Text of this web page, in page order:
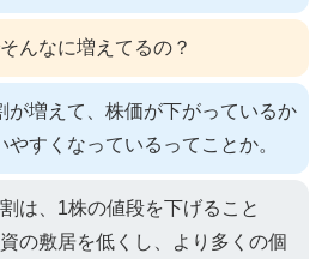
んなに増えてるの？
が増えて、株価が下がっているか
やすくなっているってことか。
は、1株の値段を下げること
の敷居を低くし、より多くの個